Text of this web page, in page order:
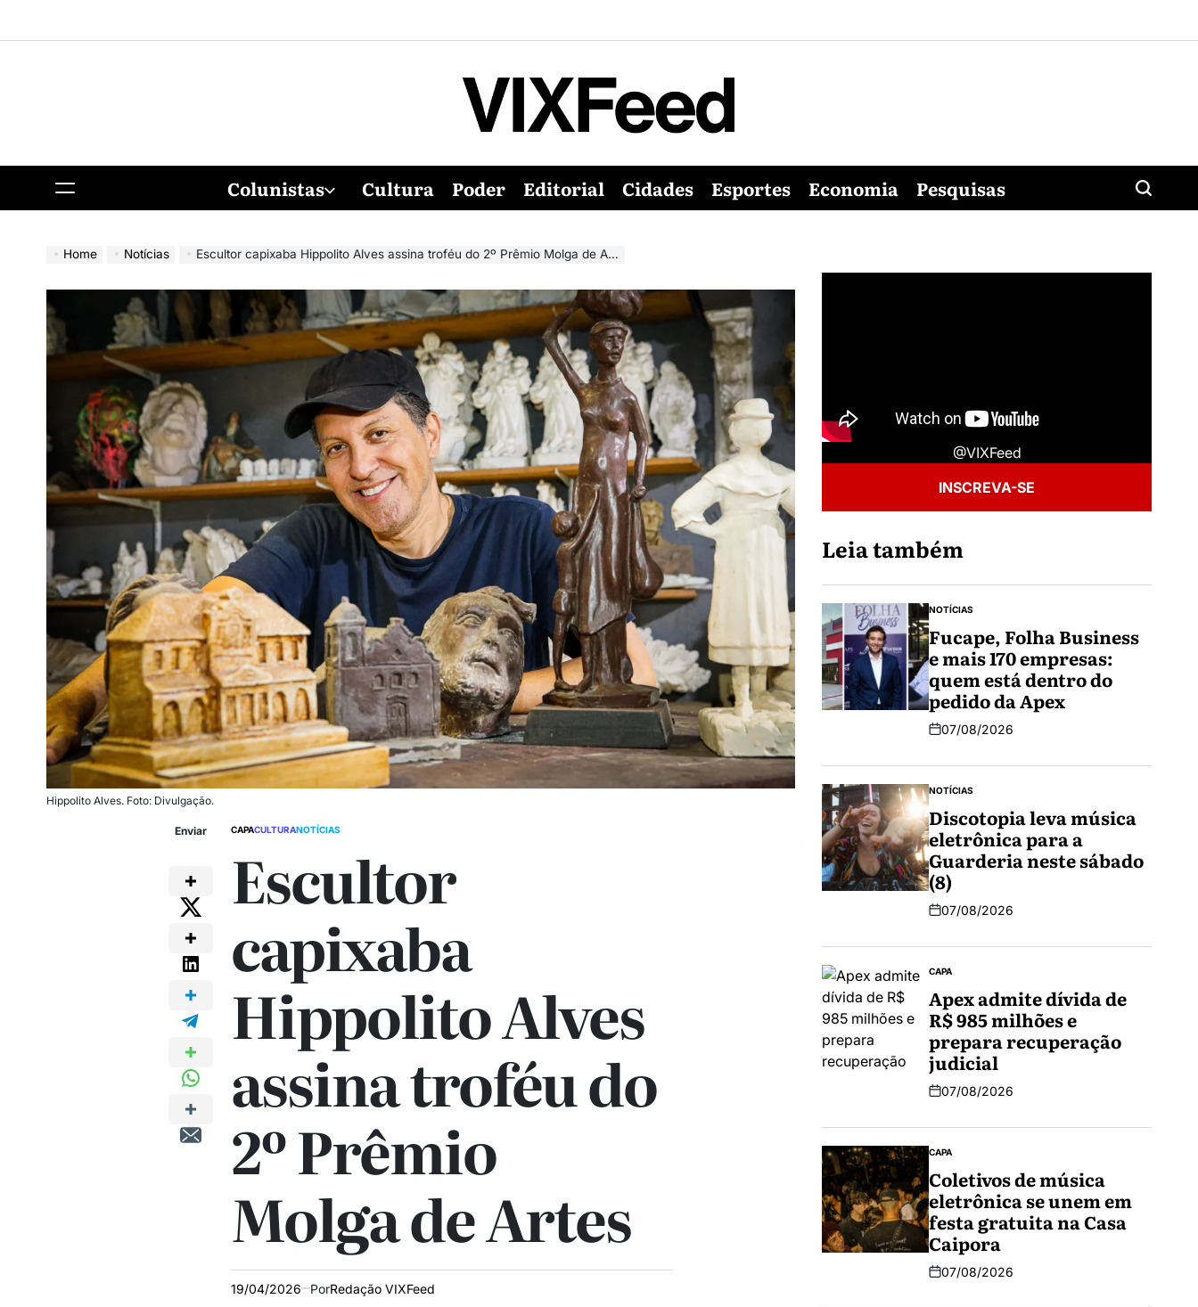
Colunistas Cultura Poder Editorial Cidades Esportes Economia Pesquisas
Home Notícias Escultor capixaba Hippolito Alves assina troféu do 2º Prêmio Molga de Artes
Hippolito Alves. Foto: Divulgação.
Enviar CAPACULTURANOTÍCIAS
Escultor
capixaba
Hippolito Alves
assina troféu do
2º Prêmio
Molga de Artes
19/04/2026 PorRedação VIXFeed
@VIXFeed
INSCREVA-SE
Leia também
NOTÍCIAS
Fucape, Folha Business
e mais 170 empresas:
quem está dentro do
pedido da Apex
07/08/2026
NOTÍCIAS
Discotopia leva música
eletrônica para a
Guarderia neste sábado
(8)
07/08/2026
CAPA
Apex admite dívida de
R$ 985 milhões e
prepara recuperação
judicial
07/08/2026
CAPA
Coletivos de música
eletrônica se unem em
festa gratuita na Casa
Caipora
07/08/2026